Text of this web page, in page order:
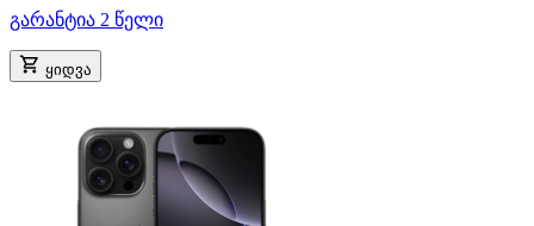
გარანტია 2 წელი
ყიდვა